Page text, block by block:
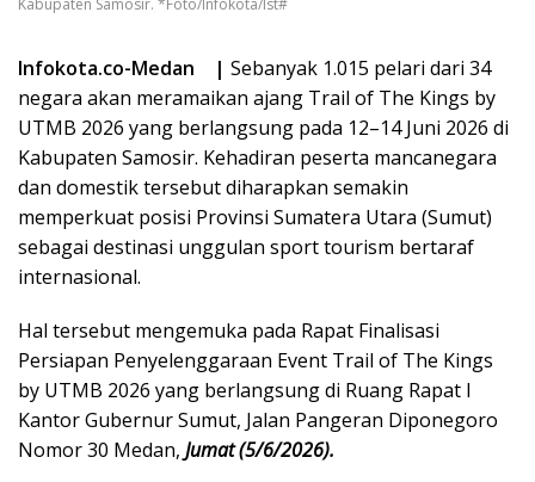
Kabupaten Samosir. *Foto/Infokota/Ist#
Infokota.co-Medan | Sebanyak 1.015 pelari dari 34
negara akan meramaikan ajang Trail of The Kings by
UTMB 2026 yang berlangsung pada 12–14 Juni 2026 di
Kabupaten Samosir. Kehadiran peserta mancanegara
dan domestik tersebut diharapkan semakin
memperkuat posisi Provinsi Sumatera Utara (Sumut)
sebagai destinasi unggulan sport tourism bertaraf
internasional.
Hal tersebut mengemuka pada Rapat Finalisasi
Persiapan Penyelenggaraan Event Trail of The Kings
by UTMB 2026 yang berlangsung di Ruang Rapat I
Kantor Gubernur Sumut, Jalan Pangeran Diponegoro
Nomor 30 Medan, Jumat (5/6/2026).